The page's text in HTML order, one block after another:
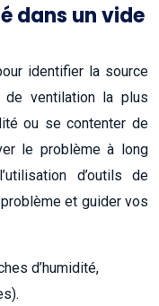
dans un vide
identifier la source
ventilation la plus
ou se contenter de
le problème à long
d’outils de
et guider vos
d’humidité,